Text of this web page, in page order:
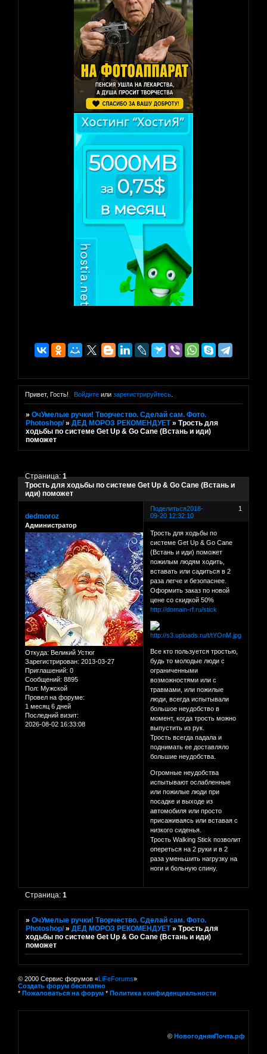
Привет, Гость! Войдитеили зарегистрируйтесь.
»ОчУмелые ручки! Творчество. Сделай сам. Фото.
Photoshop/ »ДЕД МОРОЗ РЕКОМЕНДУЕТ »Трость для
ходьбы по системе Get Up & Go Cane (Встань и иди)
поможет
Трость для ходьбы по системе Get Up & Go Cane (Встань и
иди) поможет
Страница:1
Поделиться 1
2018-
09-20 12:32:10
dedmoroz
Администратор
Откуда: Великий Устюг
Зарегистрирован: 2013-03-27
Приглашений: 0
Сообщений: 8895
Пол: Мужской
Провел на форуме:
1 месяц 6 дней
Последний визит:
2026-08-02 16:33:08
Трость для ходьбы по
системе Get Up & Go Cane
(Встань и иди) поможет
пожилым людям ходить,
вставать или садиться в 2
раза легче и безопаснее.
Оформить заказ по новой
цене со скидкой 50%
http://domain-rf.ru/stick
Все кто пользуется тростью,
будь то молодые люди с
ограниченными
возможностями или с
травмами, или пожилые
люди, всегда испытывали
большое неудобство в
момент, когда трость можно
выпустить из рук.
Трость всегда падала и
поднимать ее доставляло
большие неудобства.
Огромные неудобства
испытывают ослабленные
или пожилые люди при
посадке и выходе из
автомобиля или просто
присаживаясь или вставая с
низкого сиденья.
Трость Walking Stick позволит
опереться на 2 руки и в 2
раза уменьшить нагрузку на
ноги и больную спину.
Страница:1
»ОчУмелые ручки! Творчество. Сделай сам. Фото.
Photoshop/ »ДЕД МОРОЗ РЕКОМЕНДУЕТ »Трость для
ходьбы по системе Get Up & Go Cane (Встань и иди)
поможет
© 2000 Сервис форумов «LiFeForums»
Создать форум бесплатно
* Пожаловаться на форум * Политика конфиденциальности
© НовогодняяПочта.рф